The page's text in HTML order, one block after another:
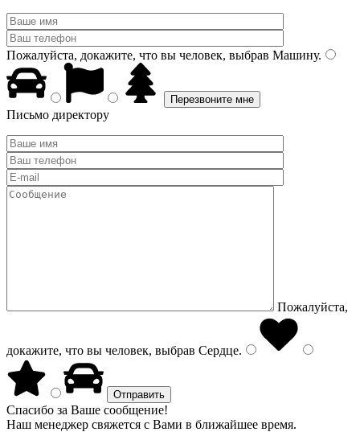
Пожалуйста, докажите, что вы человек, выбрав Машину.
Письмо директору
Пожалуйста,
докажите, что вы человек, выбрав Сердце.
Спасибо за Ваше сообщение!
Наш менеджер свяжется с Вами в ближайшее время.